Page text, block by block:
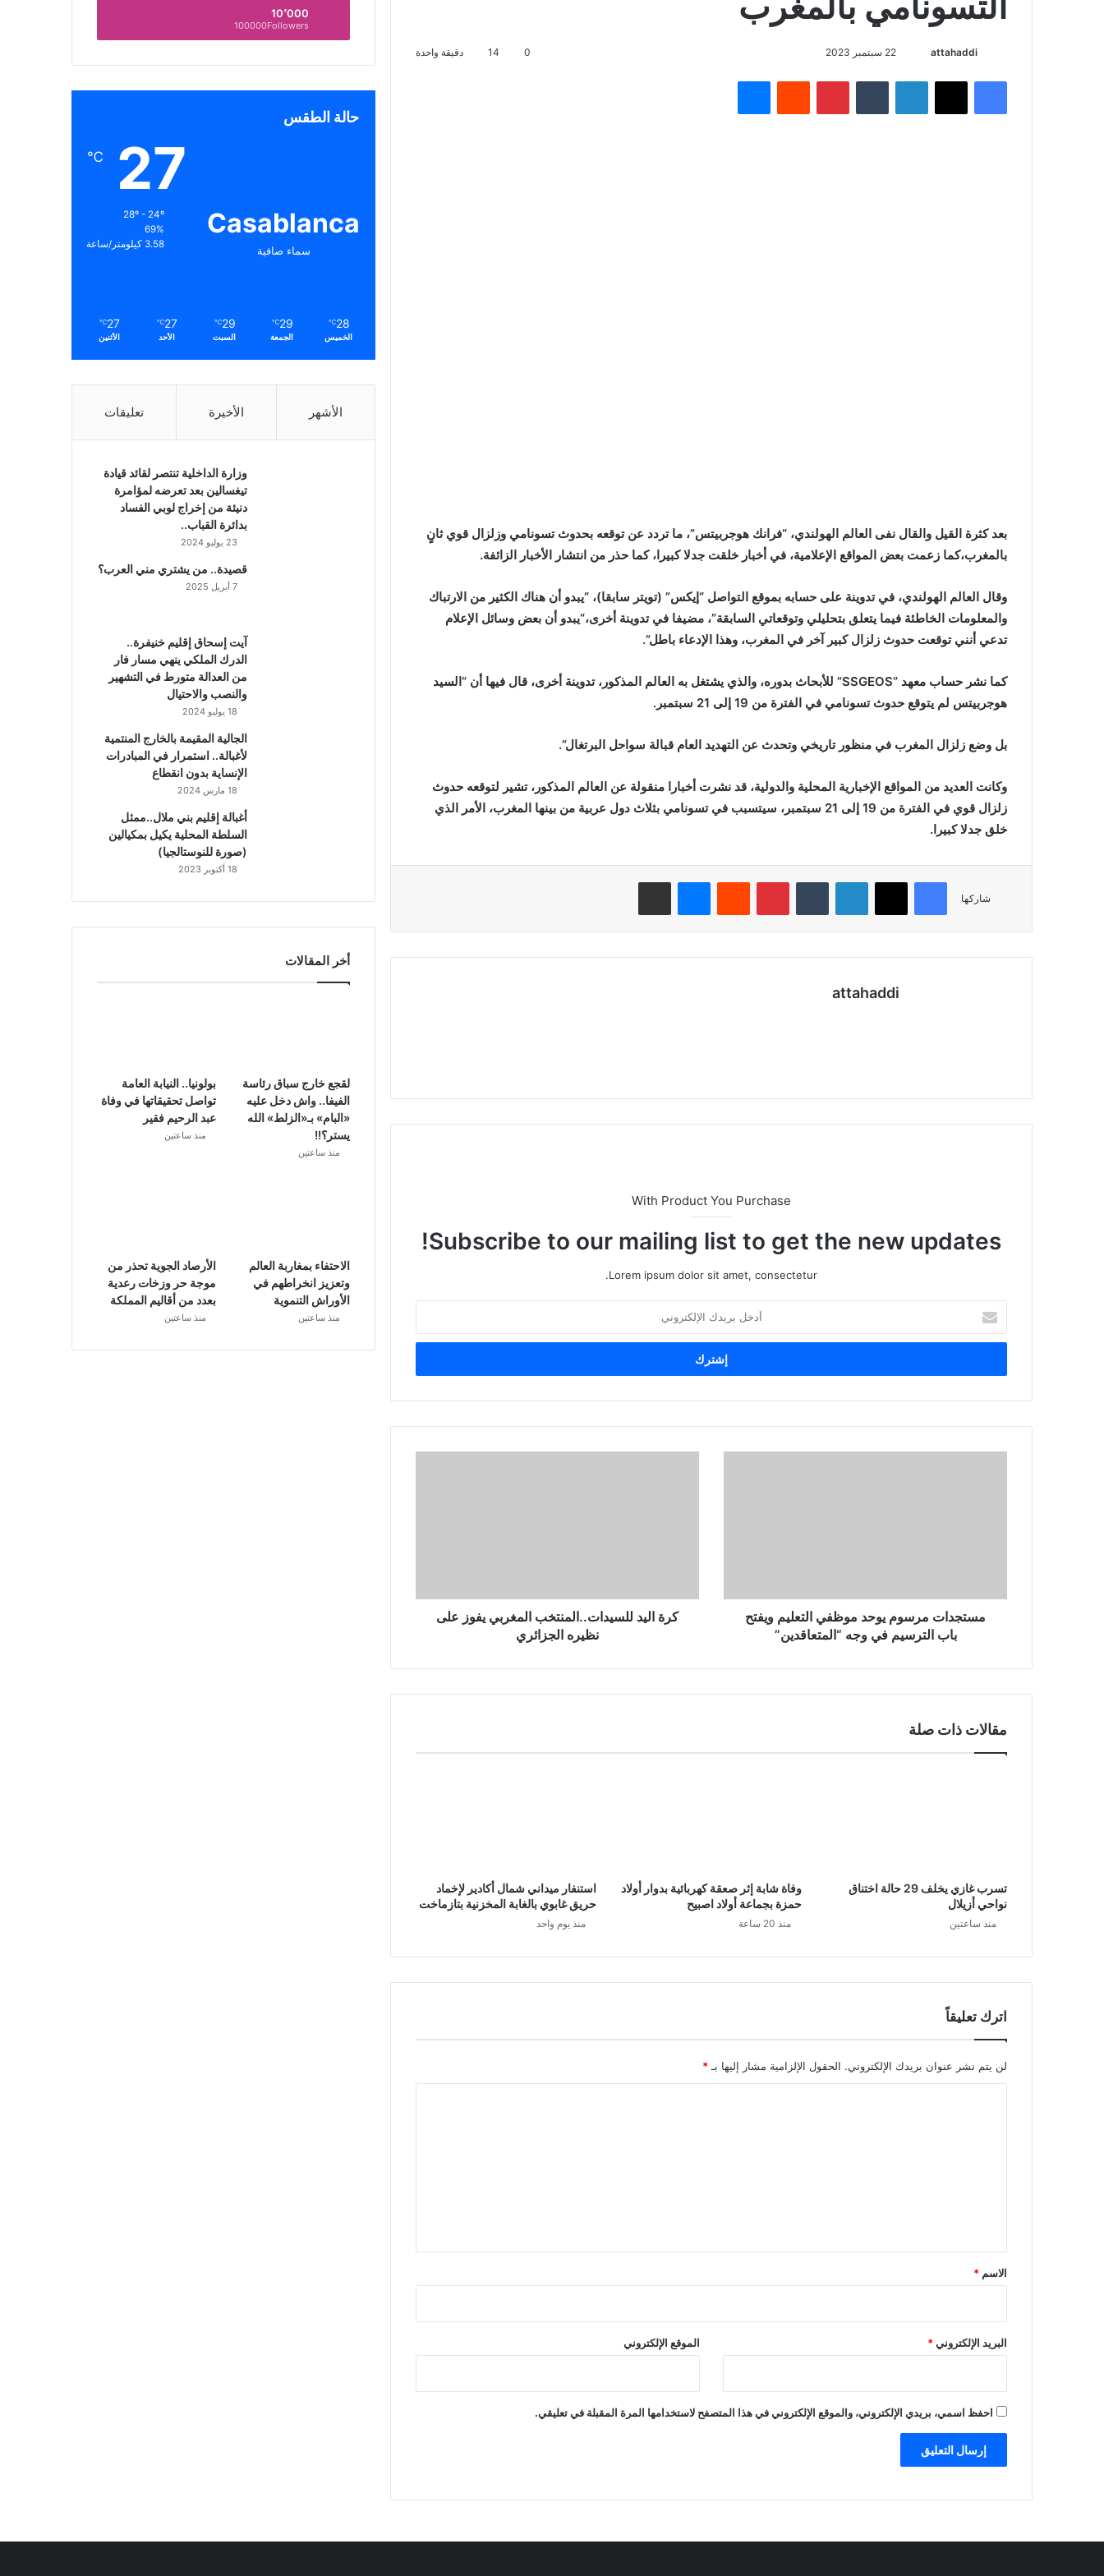
attahaddi 22 سبتمبر 2023 0
14 دقيقة واحدة
فيسبوك X لينكدإن بينتيريست ماسنجر
بعد كثرة القيل والقال نفى العالم الهولندي، “فرانك هوجربيتس”، ما تردد عن توقعه بحدوث تسونامي وزلزال قوي ثانٍ
بالمغرب،كما زعمت بعض المواقع الإعلامية، في أخبار خلقت جدلا كبيرا، كما حذر من انتشار الأخبار الزائفة.
وقال العالم الهولندي، في تدوينة على حسابه بموقع التواصل “إيكس” (تويتر سابقا)، “يبدو أن هناك الكثير من الارتباك
والمعلومات الخاطئة فيما يتعلق بتحليلي وتوقعاتي السابقة”، مضيفا في تدوينة أخرى،“يبدو أن بعض وسائل الإعلام
تدعي أنني توقعت حدوث زلزال كبير آخر في المغرب، وهذا الإدعاء باطل”.
كما نشر حساب معهد “SSGEOS” للأبحاث بدوره، والذي يشتغل به العالم المذكور، تدوينة أخرى، قال فيها أن “السيد
هوجربيتس لم يتوقع حدوث تسونامي في الفترة من 19 إلى 21 سبتمبر.
بل وضع زلزال المغرب في منظور تاريخي وتحدث عن التهديد العام قبالة سواحل البرتغال”.
وكانت العديد من المواقع الإخبارية المحلية والدولية، قد نشرت أخبارا منقولة عن العالم المذكور، تشير لتوقعه حدوث
زلزال قوي في الفترة من 19 إلى 21 سبتمبر، سيتسبب في تسونامي بثلاث دول عربية من بينها المغرب، الأمر الذي
خلق جدلا كبيرا.
شاركها
فيسبوك X لينكدإن بينتيريست ماسنجر مشاركة عبر البريد
attahaddi
With Product You Purchase
Subscribe to our mailing list to get the new updates!
Lorem ipsum dolor sit amet, consectetur.
بريدك
الإلكتروني
مستجدات مرسوم يوحد موظفي التعليم ويفتح
باب الترسيم في وجه “المتعاقدين”
كرة اليد للسيدات..المنتخب المغربي يفوز على
نظيره الجزائري
مقالات ذات صلة
تسرب غازي يخلف 29 حالة اختناق
نواحي أزيلال
منذ ساعتين
وفاة شابة إثر صعقة كهربائية بدوار أولاد
حمزة بجماعة أولاد اصبيح
منذ 20 ساعة
استنفار ميداني شمال أكادير لإخماد
حريق غابوي بالغابة المخزنية بتازماخت
منذ يوم واحد
اترك تعليقاً
لن يتم نشر عنوان بريدك الإلكتروني. الحقول الإلزامية مشار إليها بـ *
*
الاسم *
البريد الإلكتروني* الموقع الإلكتروني
احفظ اسمي، بريدي الإلكتروني، والموقع الإلكتروني في هذا المتصفح لاستخدامها المرة المقبلة في تعليقي.
10٬000
100000Followers
حالة الطقس
Casablanca
سماء صافية
27
℃
69%
3.58 كيلومتر/ساعة
28
℃
الخميس
29
℃
الجمعة
29
℃
السبت
27
℃
الأحد
27
℃
الأثنين
الأشهر الأخيرة تعليقات
وزارة الداخلية تنتصر لقائد قيادة
تيغسالين بعد تعرضه لمؤامرة
دنيئة من إخراج لوبي الفساد
بدائرة القباب..
23 يوليو 2024
قصيدة.. من يشتري مني العرب؟
7 أبريل 2025
آيت إسحاق إقليم خنيفرة..
الدرك الملكي ينهي مسار فار
من العدالة متورط في التشهير
والنصب والاحتيال
18 يوليو 2024
الجالية المقيمة بالخارج المنتمية
لأغبالة.. استمرار في المبادرات
الإنساية بدون انقطاع
18 مارس 2024
أغبالة إقليم بني ملال..ممثل
السلطة المحلية يكيل بمكيالين
(صورة للنوستالجيا)
18 أكتوبر 2023
أخر المقالات
لقجع خارج سباق رئاسة
الفيفا.. واش دخل عليه
«البام» بـ«الزلط» الله
يستر؟!!
منذ ساعتين
بولونيا.. النيابة العامة
تواصل تحقيقاتها في وفاة
عبد الرحيم فقير
منذ ساعتين
الاحتفاء بمغاربة العالم
وتعزيز انخراطهم في
الأوراش التنموية
منذ ساعتين
الأرصاد الجوية تحذر من
موجة حر وزخات رعدية
بعدد من أقاليم المملكة
منذ ساعتين